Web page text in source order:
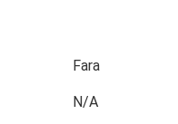
Fara
N/A